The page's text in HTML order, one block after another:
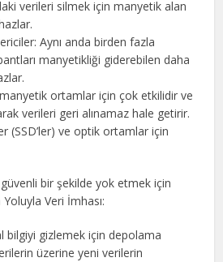
verileri silmek için manyetik alan
Aynı anda birden fazla
manyetikliği giderebilen daha
ortamlar için çok etkilidir ve
verileri geri alınamaz hale getirir.
(SSD’ler) ve optik ortamlar için
bir şekilde yok etmek için
Yoluyla Veri İmhası:
bilgiyi gizlemek için depolama
üzerine yeni verilerin